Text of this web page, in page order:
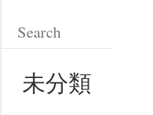
未分類